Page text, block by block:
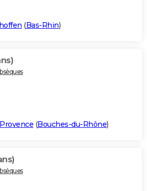
(Bas-Rhin)
(Bouches-du-Rhône)